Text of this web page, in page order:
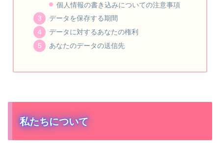
個人情報の書き込みについての注意事項
データを保存する期間
データに対するあなたの権利
あなたのデータの送信先
私たちについて